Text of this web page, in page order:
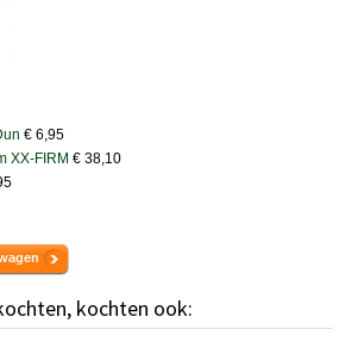
€ 6,95
XX-FIRM € 38,10
kochten ook: